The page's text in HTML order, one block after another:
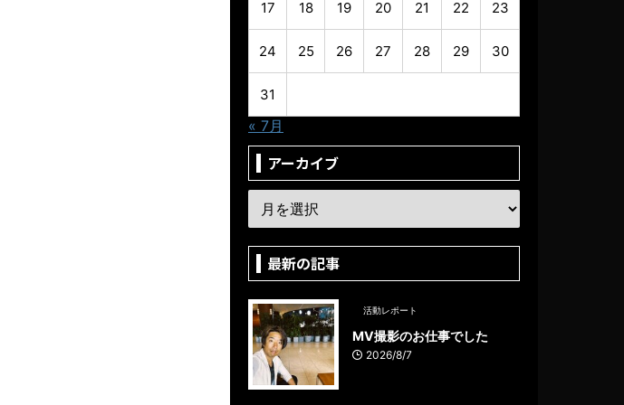
17 18 19 20 21 22 23
24 25 26 27 28 29 30
31
« 7月
アーカイブ
最新の記事
活動レポート
MV撮影のお仕事でした
2026/8/7